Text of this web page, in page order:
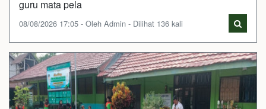
guru mata pela
08/08/2026 17:05 - Oleh Admin - Dilihat 136 kali